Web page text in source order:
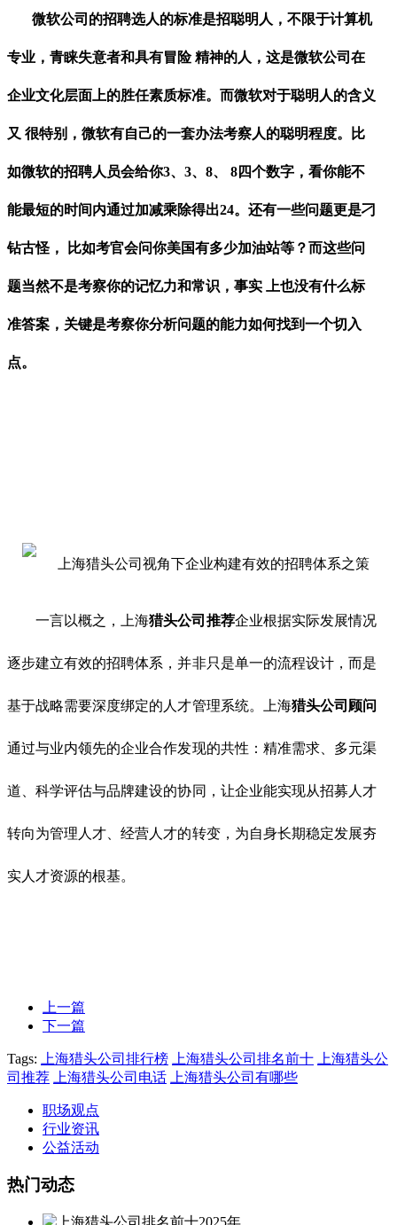
微软公司的招聘选人的标准是招聪明人，不限于计算机
专业，青睐失意者和具有冒险 精神的人，这是微软公司在
企业文化层面上的胜任素质标准。而微软对于聪明人的含义
又 很特别，微软有自己的一套办法考察人的聪明程度。比
如微软的招聘人员会给你3、3、8、 8四个数字，看你能不
能最短的时间内通过加减乘除得出24。还有一些问题更是刁
钻古怪， 比如考官会问你美国有多少加油站等？而这些问
题当然不是考察你的记忆力和常识，事实 上也没有什么标
准答案，关键是考察你分析问题的能力如何找到一个切入
点。
一言以概之，上海猎头公司推荐企业根据实际发展情况
逐步建立有效的招聘体系，并非只是单一的流程设计，而是
基于战略需要深度绑定的人才管理系统。上海猎头公司顾问
通过与业内领先的企业合作发现的共性：精准需求、多元渠
道、科学评估与品牌建设的协同，让企业能实现从招募人才
转向为管理人才、经营人才的转变，为自身长期稳定发展夯
实人才资源的根基。
上一篇
下一篇
Tags: 上海猎头公司排行榜 上海猎头公司排名前十
上海猎头公
司推荐
上海猎头公司电话 上海猎头公司有哪些
职场观点
行业资讯
公益活动
热门动态